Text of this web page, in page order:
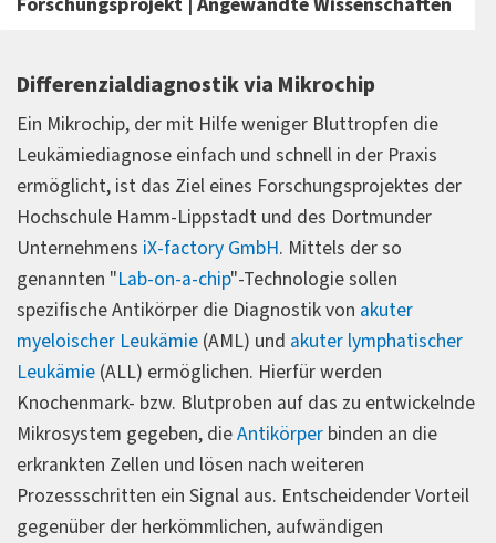
Differenzialdiagnostik via Mikrochip
Ein Mikrochip, der mit Hilfe weniger Bluttropfen die
Leukämiediagnose einfach und schnell in der Praxis
ermöglicht, ist das Ziel eines Forschungsprojektes der
Hochschule Hamm-Lippstadt und des Dortmunder
Unternehmens iX-factory GmbH. Mittels der so
genannten "Lab-on-a-chip"-Technologie sollen
spezifische Antikörper die Diagnostik von akuter
myeloischer Leukämie (AML) und akuter lymphatischer
Leukämie (ALL) ermöglichen. Hierfür werden
Knochenmark- bzw. Blutproben auf das zu entwickelnde
Mikrosystem gegeben, dieAntikörper binden an die
erkrankten Zellen und lösen nach weiteren
Prozessschritten ein Signal aus. Entscheidender Vorteil
gegenüber der herkömmlichen, aufwändigen